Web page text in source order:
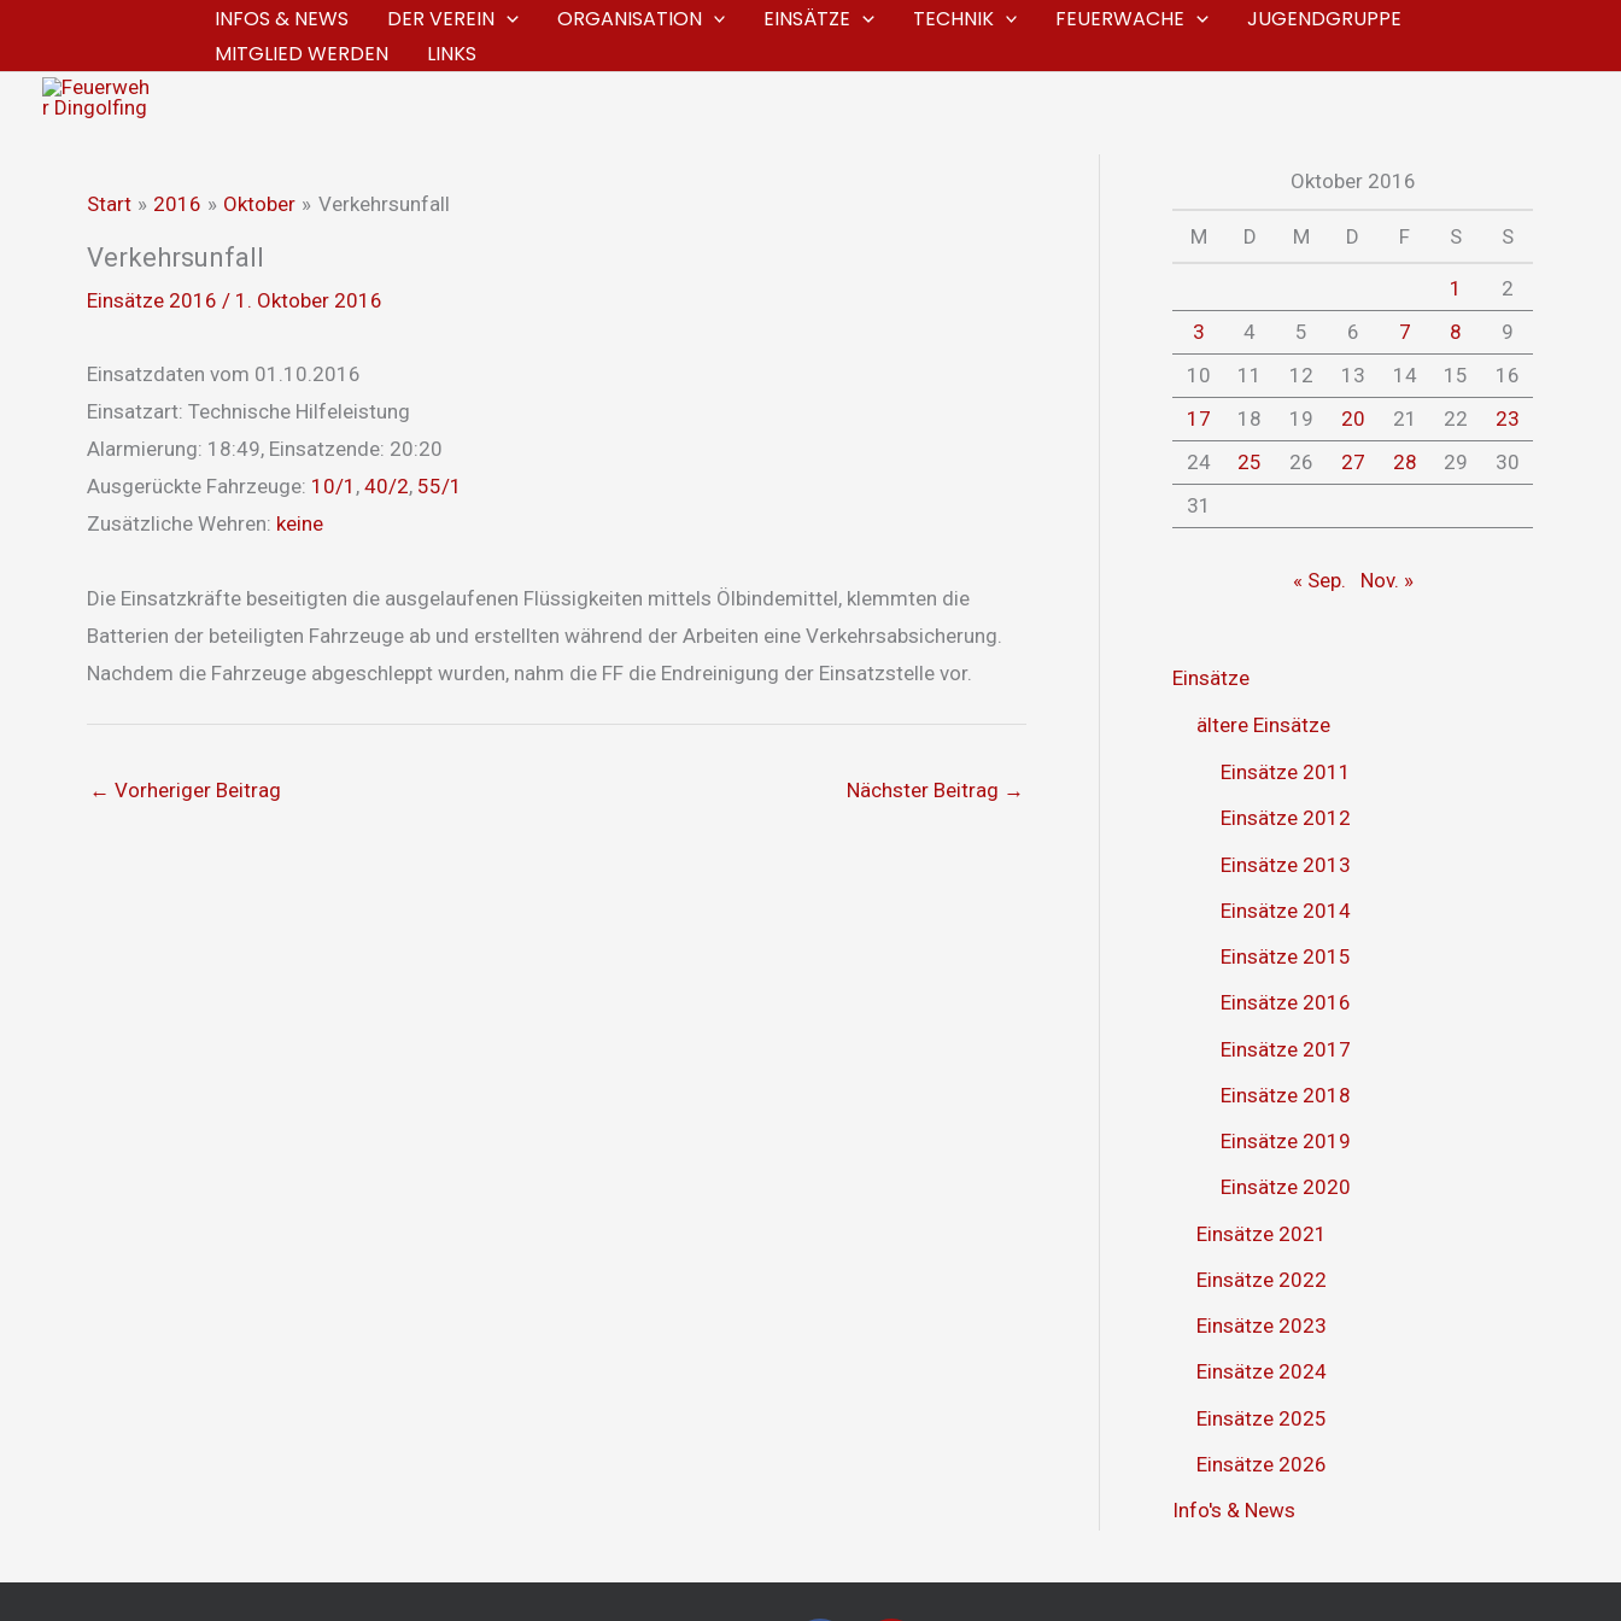
springen
INFOS & NEWS DER VEREIN ORGANISATION EINSÄTZE TECHNIK FEUERWACHE
JUGENDGRUPPE
MITGLIED WERDEN
LINKS
Start 2016 Oktober Verkehrsunfall
Verkehrsunfall
Einsätze 2016 / 1. Oktober 2016
Einsatzdaten vom 01.10.2016
Einsatzart: Technische Hilfeleistung
Alarmierung: 18:49, Einsatzende: 20:20
Ausgerückte Fahrzeuge: 10/1 , 40/2, 55/1
Zusätzliche Wehren: keine
Die Einsatzkräfte beseitigten die ausgelaufenen Flüssigkeiten mittels Ölbindemittel, klemmten die
Batterien der beteiligten Fahrzeuge ab und erstellten während der Arbeiten eine Verkehrsabsicherung.
Nachdem die Fahrzeuge abgeschleppt wurden, nahm die FF die Endreinigung der Einsatzstelle vor.
← Vorheriger Beitrag Nächster Beitrag →
Oktober 2016
M D M D F S S
1
2
3
4 5 6 7 8
9
10
11 12 13 14 15
16
17
18 19 20 21 22
23
24
25 26 27 28 29
30
31
« Sep. Nov. »
Einsätze
ältere Einsätze
Einsätze 2011
Einsätze 2012
Einsätze 2013
Einsätze 2014
Einsätze 2015
Einsätze 2016
Einsätze 2017
Einsätze 2018
Einsätze 2019
Einsätze 2020
Einsätze 2021
Einsätze 2022
Einsätze 2023
Einsätze 2024
Einsätze 2025
Einsätze 2026
Info's & News